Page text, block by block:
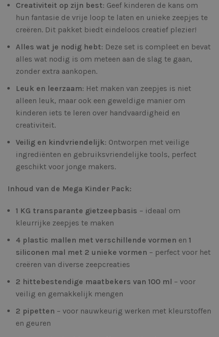
Creativiteit op zijn best: Geef kinderen de kans om
hun fantasie de vrije loop te laten en unieke zeepjes te
creëren. Dit pakket biedt eindeloos creatief plezier!
Alles wat je nodig hebt: Deze set is compleet en bevat
alles wat nodig is om meteen aan de slag te gaan,
zonder extra aankopen.
Leuk en leerzaam: Het maken van zeepjes is niet
alleen leuk, maar ook een geweldige manier om
kinderen iets te leren over handvaardigheid en
creativiteit.
Veilig en kindvriendelijk: Ontworpen met veilige
ingrediënten en gebruiksvriendelijke tools, perfect
geschikt voor jonge makers.
Inhoud van de Mega Kinder Pack:
1 KG transparante gietzeepbasis – ideaal om
kleurrijke zeepjes te maken
4 plastic mallen met verschillende vormen en1
siliconen mal met 2 unieke vormen – perfect voor het
creëren van diverse zeepcreaties
2 hittebestendige maatbekers van 100 ml – voor
veilig en gemakkelijk mengen
2 pipetten – voor nauwkeurig werken met kleurstoffen
en geuren